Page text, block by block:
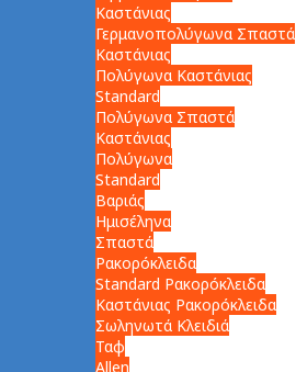
Καστάνιας
Γερμανοπολύγωνα Σπαστά
Καστάνιας
Πολύγωνα Καστάνιας
Standard
Πολύγωνα Σπαστά
Καστάνιας
Πολύγωνα
Standard
Βαριάς
Ημισέληνα
Σπαστά
Ρακορόκλειδα
Standard Ρακορόκλειδα
Καστάνιας Ρακορόκλειδα
Σωληνωτά Κλειδιά
Ταφ
Allen